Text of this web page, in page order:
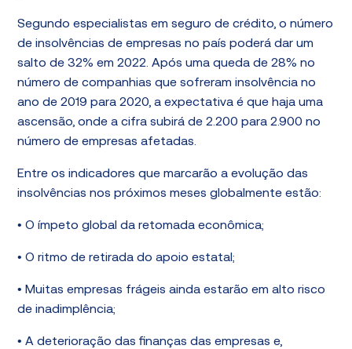
Segundo especialistas em seguro de crédito, o número
de insolvências de empresas no país poderá dar um
salto de 32% em 2022. Após uma queda de 28% no
número de companhias que sofreram insolvência no
ano de 2019 para 2020, a expectativa é que haja uma
ascensão, onde a cifra subirá de 2.200 para 2.900 no
número de empresas afetadas.
Entre os indicadores que marcarão a evolução das
insolvências nos próximos meses globalmente estão:
• O ímpeto global da retomada econômica;
• O ritmo de retirada do apoio estatal;
• Muitas empresas frágeis ainda estarão em alto risco
de inadimplência;
• A deterioração das finanças das empresas e,